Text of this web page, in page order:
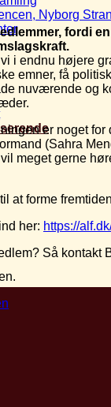
Nyborg
fordi
i endnu højere
emner, få
nuværende og
er noget
(Sahra
meget gerne
at forme
her: https://
Så kontakt